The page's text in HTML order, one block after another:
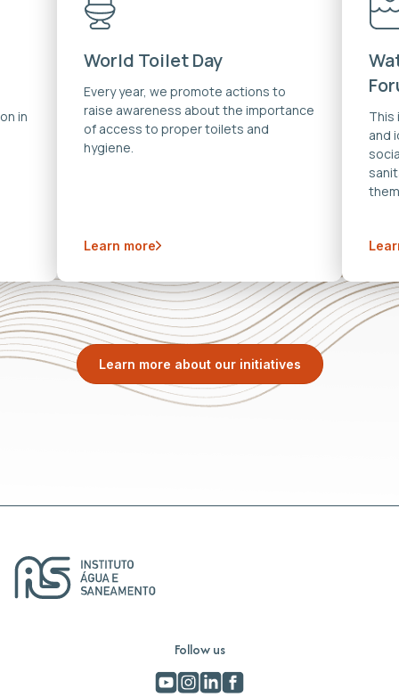
in
World Toilet Day
Every year, we promote actions to
raise awareness about the importance
of access to proper toilets and
hygiene.
Learn more
This
and
Learn more about our initiatives
Follow us